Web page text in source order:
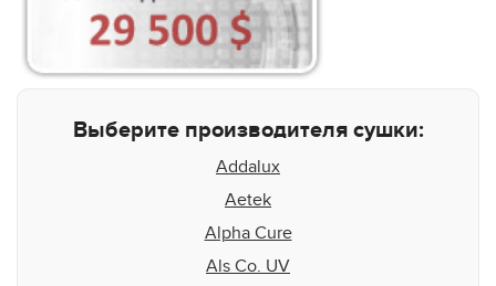
Выберите производителя сушки:
Addalux
Aetek
Alpha Cure
Als Co. UV